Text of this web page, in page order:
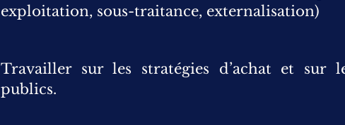
exploitation, sous-traitance, externalisation)
Travailler sur les stratégies d’achat et sur
publics.